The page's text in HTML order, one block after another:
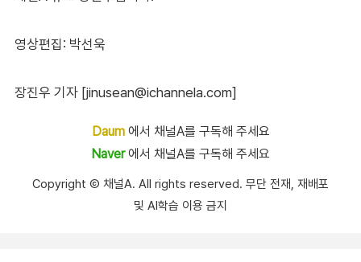
영상편집: 박선욱
장진우 기자 [jinusean@ichannela.com]
Daum에서 채널A를 구독해 주세요
Naver에서 채널A를 구독해 주세요
Copyright Ⓒ 채널A. All rights reserved. 무단 전재, 재배포
및 AI학습 이용 금지